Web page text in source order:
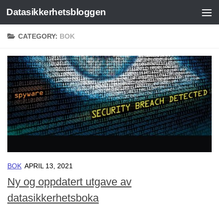
Skip to content
Datasikkerhetsbloggen
CATEGORY: BOK
BOK APRIL 13, 2021
Ny og oppdatert utgave av
datasikkerhetsboka